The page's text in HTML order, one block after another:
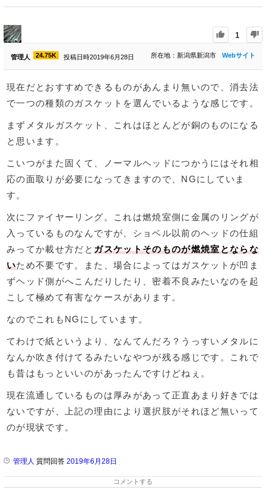
1
管理人 24.75K 投稿日時2019年6月28日 Webサイト
所在地：新潟県新潟市
現在だとおすすめできるものがあんまり無いので、消去法
で一つの種類のガスケットを選んでいるような感じです。
まずメタルガスケット、これはほとんどが銅のものになる
と思います。
こいつがまた固くて、ノーマルヘッドにつかうにはそれ相
応の面取りが必要になってきますので、NGにしていま
す。
次にファイヤーリング。これは燃焼室側に金属のリングが
入っているものなんですが、ショベル以前のヘッドの仕組
みってか載せ方だとガスケットそのものが燃焼室とならな
いため不要です。また、場合によってはガスケットが凹ま
ずヘッド側がへこんだりしたり、密着不良みたいなのを起
こして極めて有害なケースがあります。
なのでこれもNGにしています。
てわけで紙というより、なんてんだろ？うっすいメタルに
なんか吹き付けてるみたいなやつが残る感じです。これで
も昔はもっといいのがあったんですけどねぇ。
現在流通しているものは厚みがあって正直あまり好きでは
ないですが、上記の理由により選択肢がそれほど無いって
のが現状です。
管理人 質問回答 2019年6月28日
コメントする